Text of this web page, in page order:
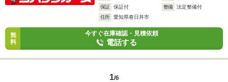
保証
保証付 整備
法定整備付
住所
愛知県春日井市
無
料
今すぐ在庫確認・見積依頼
電話する
1/6